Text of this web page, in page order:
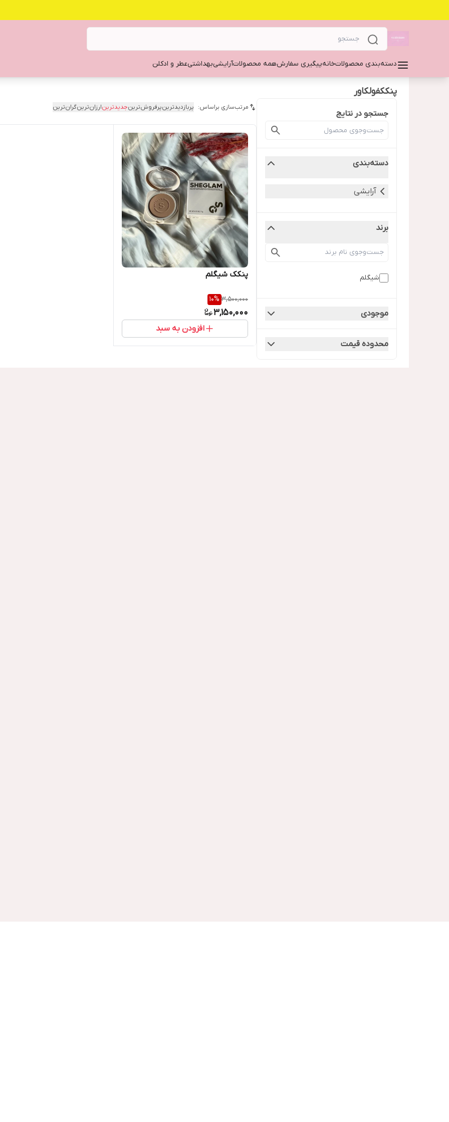
دسته‌بندی محصولاتخانهپیگیری سفارشهمه محصولاتآرایشیبهداشتیعطر و ادکلن
پنککفولکاور
جستجو در نتایج
دسته‌بندی
آرایشی
برند
شیگلم
موجودی
محدوده قیمت
مرتب‌سازی براساس: پربازدیدترینپرفروش‌ترینجدیدترینارزان‌ترینگران‌ترین
پنکک شیگلم
3,500,000
10%
3,150,000
افزودن به سبد